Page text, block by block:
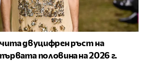
двуцифрен ръст на
половина на 2026 г.